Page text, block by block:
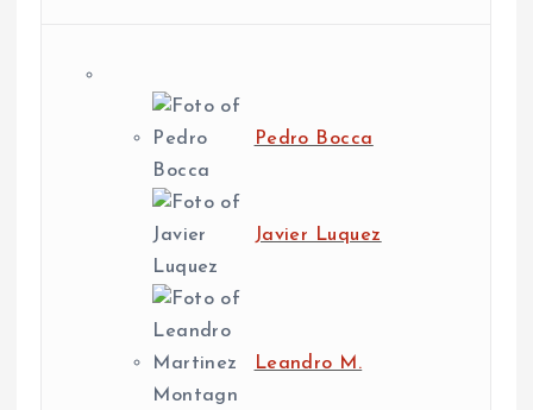
Pedro Bocca
Javier Luquez
Leandro M.